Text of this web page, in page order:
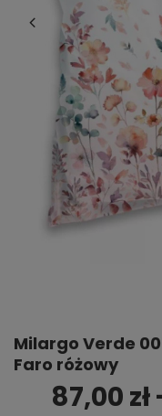
Milargo Verde
Faro różowy
87,00 zł